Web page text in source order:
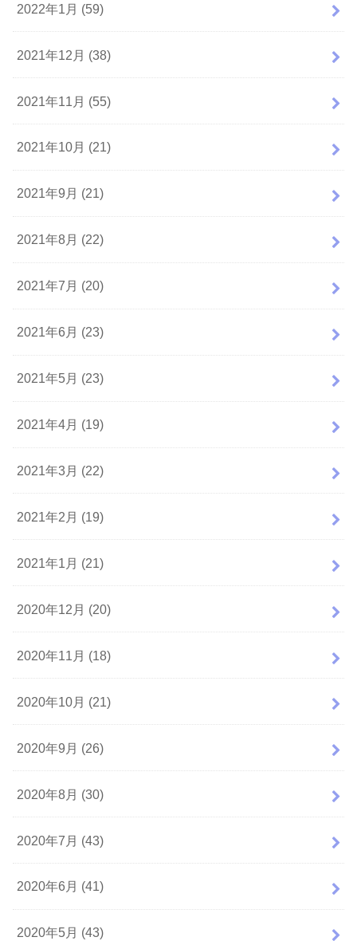
2022年1月 (59)
2021年12月 (38)
2021年11月 (55)
2021年10月 (21)
2021年9月 (21)
2021年8月 (22)
2021年7月 (20)
2021年6月 (23)
2021年5月 (23)
2021年4月 (19)
2021年3月 (22)
2021年2月 (19)
2021年1月 (21)
2020年12月 (20)
2020年11月 (18)
2020年10月 (21)
2020年9月 (26)
2020年8月 (30)
2020年7月 (43)
2020年6月 (41)
2020年5月 (43)